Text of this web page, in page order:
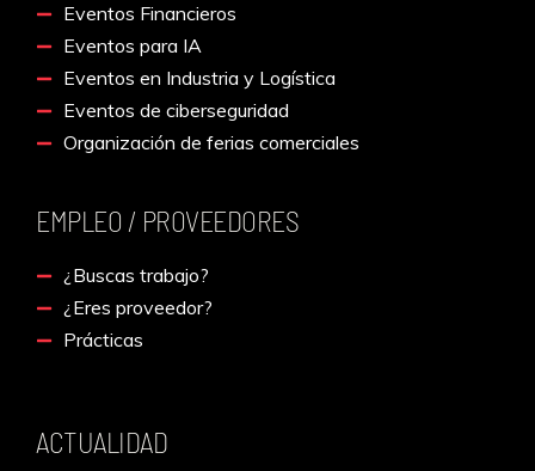
Eventos Financieros
Eventos para IA
Eventos en Industria y Logística
Eventos de ciberseguridad
Organización de ferias comerciales
EMPLEO / PROVEEDORES
¿Buscas trabajo?
¿Eres proveedor?
Prácticas
ACTUALIDAD